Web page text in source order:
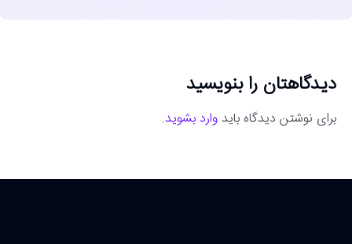
دیدگاهتان را بنویسید
برای نوشتن دیدگاه باید وارد بشوید.